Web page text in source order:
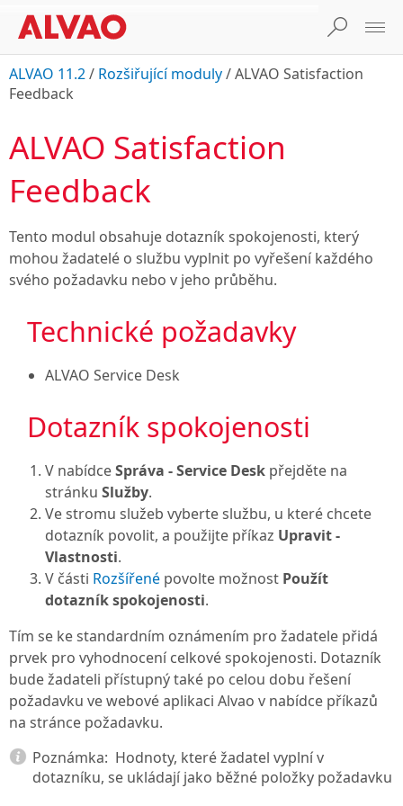
ALVAO 11.2/ Rozšiřující moduly/ALVAO Satisfaction
Feedback
ALVAO Satisfaction
Feedback
Tento modul obsahuje dotazník spokojenosti, který
mohou žadatelé o službu vyplnit po vyřešení každého
svého požadavku nebo v jeho průběhu.
Technické požadavky
ALVAO Service Desk
Dotazník spokojenosti
V nabídceSpráva - Service Desk přejděte na
stránku Služby.
Ve stromu služeb vyberte službu, u které chcete
dotazník povolit, a použijte příkaz Upravit -
Vlastnosti.
V části Rozšířené povolte možnost Použít
dotazník spokojenosti.
Tím se ke standardním oznámením pro žadatele přidá
prvek pro vyhodnocení celkové spokojenosti. Dotazník
bude žadateli přístupný také po celou dobu řešení
požadavku ve webové aplikaci Alvao v nabídce příkazů
na stránce požadavku.
Poznámka: Hodnoty, které žadatel vyplní v
dotazníku, se ukládají jako běžné položky požadavku